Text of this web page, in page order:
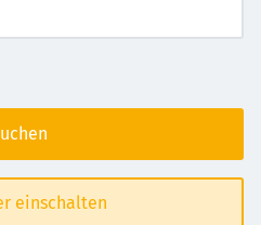
einschalten